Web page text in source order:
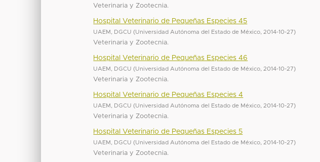
Veterinaria y Zootecnia.
Hospital Veterinario de Pequeñas Especies 45
UAEM, DGCU (Universidad Autónoma del Estado de México 2014-10-27)
Veterinaria y Zootecnia.
Hospital Veterinario de Pequeñas Especies 46
UAEM, DGCU (Universidad Autónoma del Estado de México 2014-10-27)
Veterinaria y Zootecnia.
Hospital Veterinario de Pequeñas Especies 4
UAEM, DGCU (Universidad Autónoma del Estado de México 2014-10-27)
Veterinaria y Zootecnia.
Hospital Veterinario de Pequeñas Especies 5
UAEM, DGCU (Universidad Autónoma del Estado de México 2014-10-27)
Veterinaria y Zootecnia.